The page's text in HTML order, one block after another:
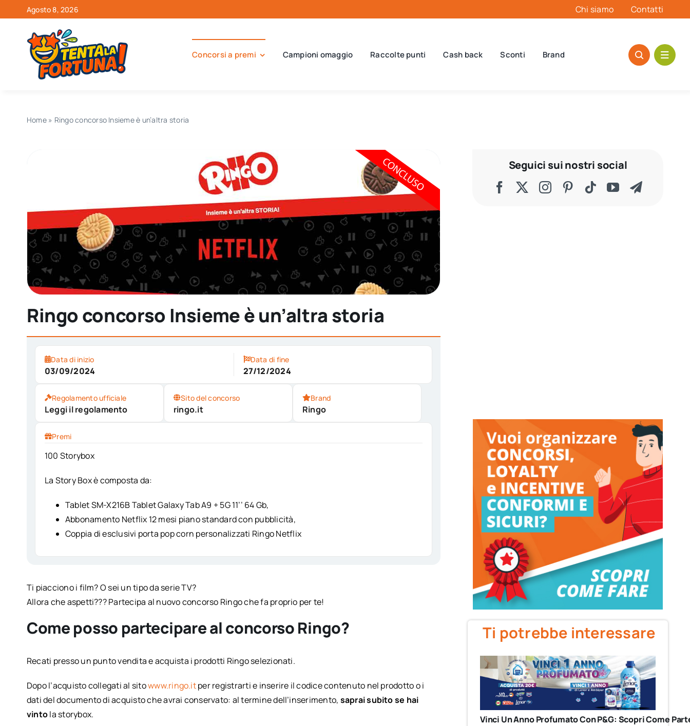
al
contenuto
Agosto 8, 2026 Chi siamo Contatti
Concorsi a premi Campioni omaggio Raccolte punti Cash back Sconti Brand
Home» Ringo concorso Insieme è un’altra storia
Ringo concorso Insieme è un’altra storia
Data di inizio
03/09/2024
Data di fine
27/12/2024
Regolamento ufficiale
Leggi il regolamento
Sito del concorso
ringo.it
Brand
Ringo
Premi
100 Storybox
La Story Box è composta da:
Tablet SM-X216B Tablet Galaxy Tab A9 + 5G 11’’ 64 Gb,
Abbonamento Netflix 12 mesi piano standard con pubblicità,
Coppia di esclusivi porta pop corn personalizzati Ringo Netflix
Ti piacciono i film? O sei un tipo da serie TV?
Allora che aspetti??? Partecipa al nuovo concorso Ringo che fa proprio per te!
Come posso partecipare al concorso Ringo?
Recati presso un punto vendita e acquista i prodotti Ringo selezionati.
Dopo l’acquisto collegati al sitowww.ringo.itper registrarti e inserire il codice contenuto nel prodotto o i
dati del documento di acquisto che avrai conservato: al termine dell’inserimento, saprai subito se hai
vintola storybox.
Seguici sui nostri social
Ti potrebbe interessare
Vinci Un Anno Profumato Con P&G: Scopri Come